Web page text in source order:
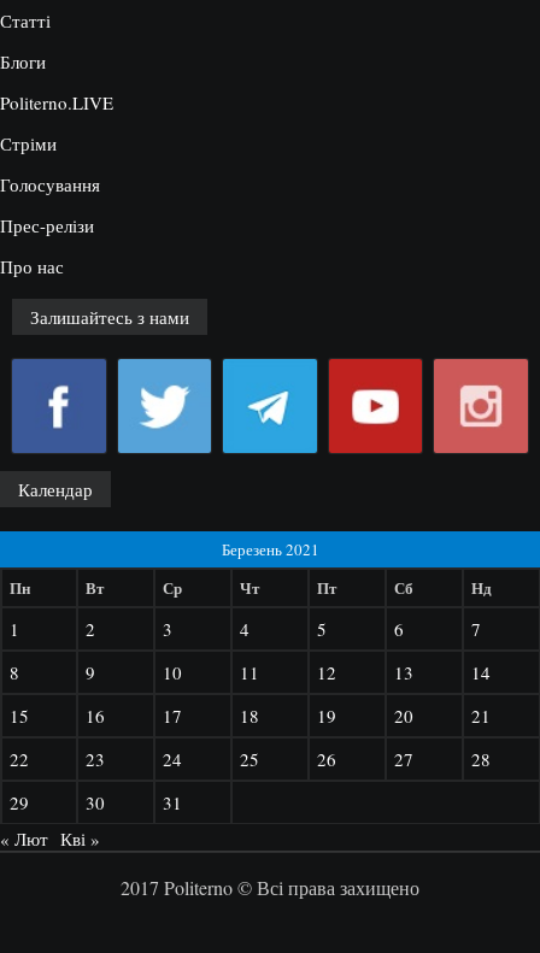
Статті
Блоги
Politerno.LIVE
Стріми
Голосування
Прес-релізи
Про нас
Залишайтесь з нами
Календар
Березень 2021
Пн Вт Ср Чт Пт Сб Нд
1 2 3 4 5 6
7
8
9 10 11 12 13
14
15
16 17 18 19 20
21
22
23 24 25 26 27
28
29
30
31
« Лют Кві »
2017 Politerno © Всі права захищено